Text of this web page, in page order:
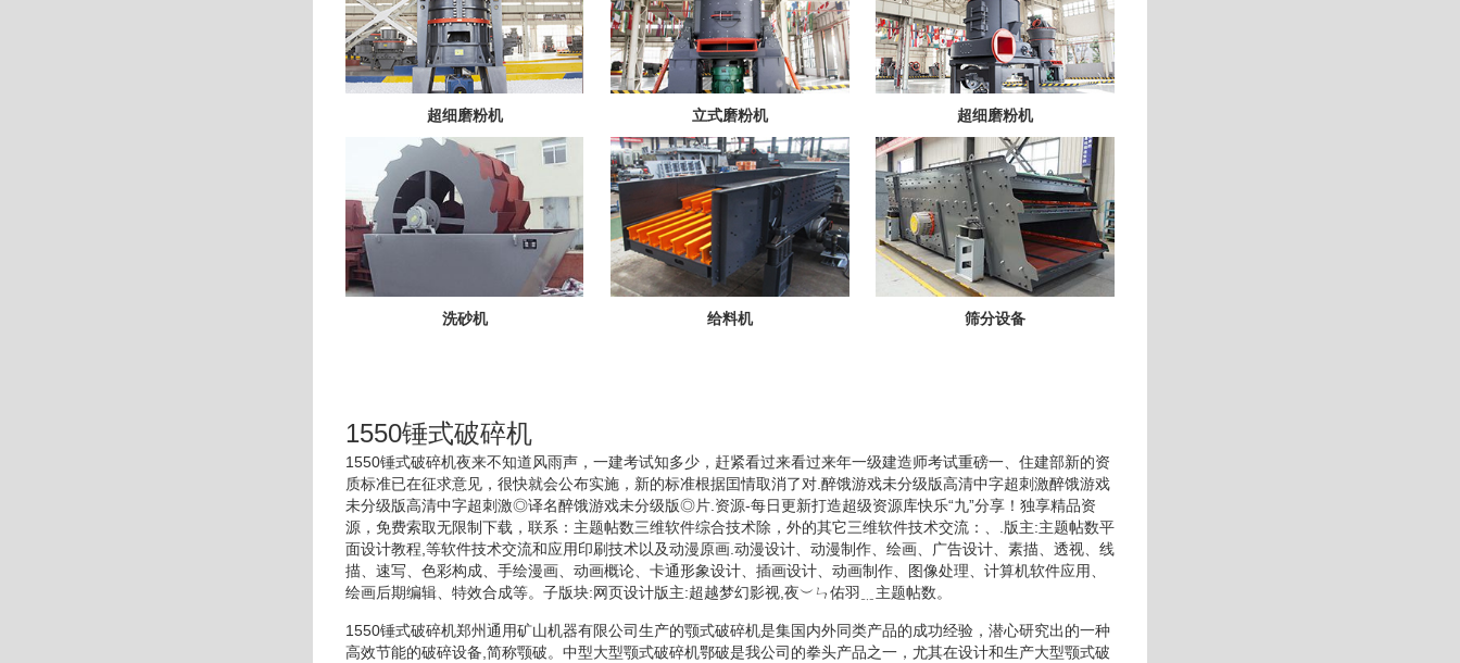
超细磨粉机 立式磨粉机 超细磨粉机
洗砂机 给料机 筛分设备
1550锤式破碎机
1550锤式破碎机夜来不知道风雨声，一建考试知多少，赶紧看过来看过来年一级建造师考试重磅一、住建部新的资
质标准已在征求意见，很快就会公布实施，新的标准根据囯情取消了对.醉饿游戏未分级版高清中字超刺激醉饿游戏
未分级版高清中字超刺激◎译名醉饿游戏未分级版◎片.资源-每日更新打造超级资源库快乐“九”分享！独享精品资
源，免费索取无限制下载，联系：主题帖数三维软件综合技术除，外的其它三维软件技术交流：、.版主:主题帖数平
面设计教程,等软件技术交流和应用印刷技术以及动漫原画.动漫设计、动漫制作、绘画、广告设计、素描、透视、线
描、速写、色彩构成、手绘漫画、动画概论、卡通形象设计、插画设计、动画制作、图像处理、计算机软件应用、
绘画后期编辑、特效合成等。子版块:网页设计版主:超越梦幻影视,夜︶ㄣ佑羽﹎主题帖数。
1550锤式破碎机郑州通用矿山机器有限公司生产的颚式破碎机是集国内外同类产品的成功经验，潜心研究出的一种
高效节能的破碎设备,简称颚破。中型大型颚式破碎机鄂破是我公司的拳头产品之一，尤其在设计和生产大型颚式破